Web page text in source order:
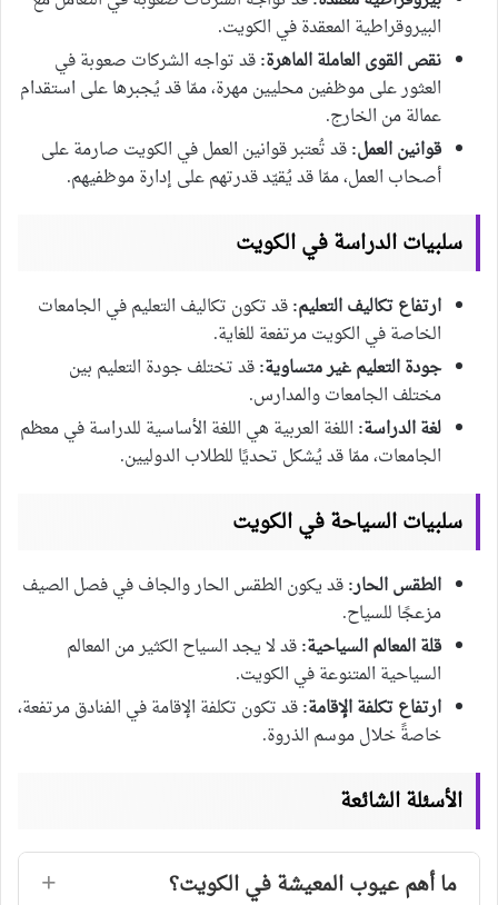
البيروقراطية المعقدة في الكويت.
نقص القوى العاملة الماهرة:قد تواجه الشركات صعوبة في
العثور على موظفين محليين مهرة، ممّا قد يُجبرها على استقدام
عمالة من الخارج.
قوانين العمل:قد تُعتبر قوانين العمل في الكويت صارمة على
أصحاب العمل، ممّا قد يُقيّد قدرتهم على إدارة موظفيهم.
سلبيات الدراسة في الكويت
ارتفاع تكاليف التعليم:قد تكون تكاليف التعليم في الجامعات
الخاصة في الكويت مرتفعة للغاية.
جودة التعليم غير متساوية:قد تختلف جودة التعليم بين
مختلف الجامعات والمدارس.
لغة الدراسة: اللغة العربية هي اللغة الأساسية للدراسة في معظم
الجامعات، ممّا قد يُشكل تحديًا للطلاب الدوليين.
سلبيات السياحة في الكويت
الطقس الحار:قد يكون الطقس الحار والجاف في فصل الصيف
مزعجًا للسياح.
قلة المعالم السياحية:قد لا يجد السياح الكثير من المعالم
السياحية المتنوعة في الكويت.
ارتفاع تكلفة الإقامة:قد تكون تكلفة الإقامة في الفنادق مرتفعة،
خاصةً خلال موسم الذروة.
الأسئلة الشائعة
ما أهم عيوب المعيشة في الكويت؟